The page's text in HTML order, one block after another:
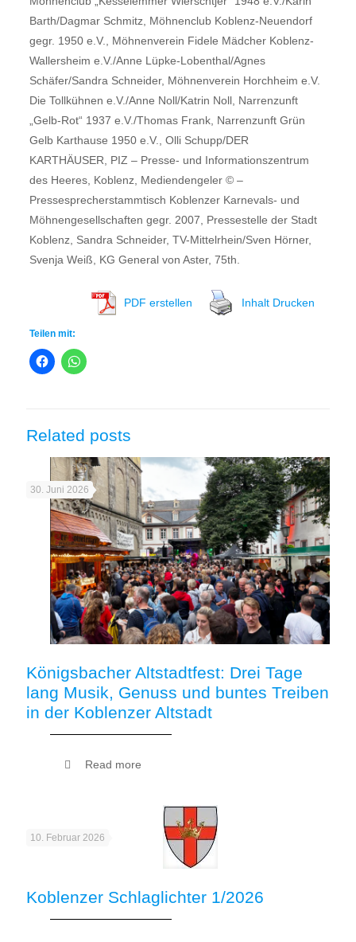
Barth/Dagmar Schmitz, Möhnenclub Koblenz-Neuendorf
gegr. 1950 e.V., Möhnenverein Fidele Mädcher Koblenz-
Wallersheim e.V./Anne Lüpke-Lobenthal/Agnes
Schäfer/Sandra Schneider, Möhnenverein Horchheim e.V.
Die Tollkühnen e.V./Anne Noll/Katrin Noll, Narrenzunft
„Gelb-Rot“ 1937 e.V./Thomas Frank, Narrenzunft Grün
Gelb Karthause 1950 e.V., Olli Schupp/DER
KARTHÄUSER, PIZ – Presse- und Informationszentrum
des Heeres, Koblenz, Mediendengeler © –
Pressesprecherstammtisch Koblenzer Karnevals- und
Möhnengesellschaften gegr. 2007, Pressestelle der Stadt
Koblenz, Sandra Schneider, TV-Mittelrhein/Sven Hörner,
Svenja Weiß, KG General von Aster, 75th.
PDF erstellen Inhalt Drucken
Teilen mit:
Related posts
30. Juni 2026
Königsbacher Altstadtfest: Drei Tage
lang Musik, Genuss und buntes Treiben
in der Koblenzer Altstadt
Read more
10. Februar 2026
Koblenzer Schlaglichter 1/2026